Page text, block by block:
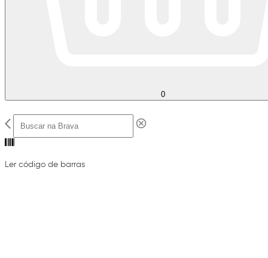
0
Ler código de barras